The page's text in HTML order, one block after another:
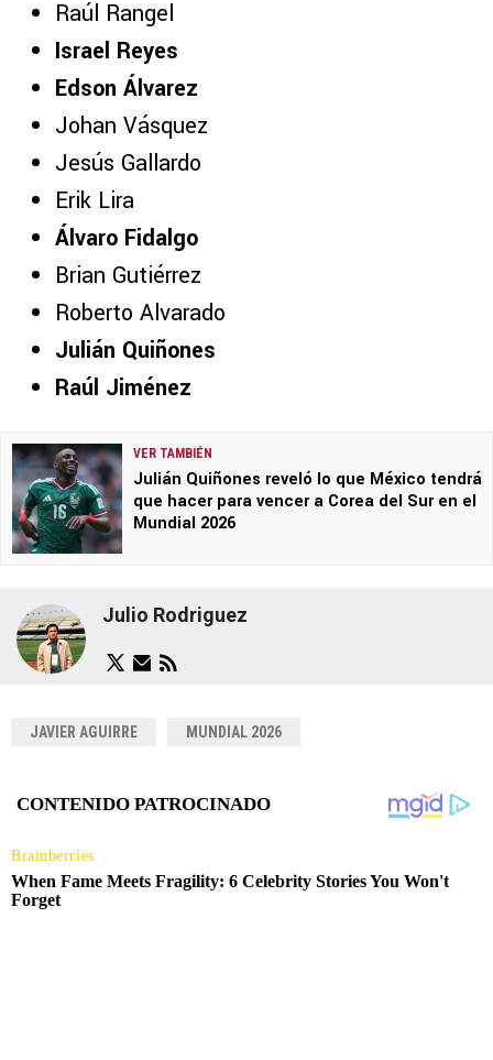
Raúl Rangel
Israel Reyes
Edson Álvarez
Johan Vásquez
Jesús Gallardo
Erik Lira
Álvaro Fidalgo
Brian Gutiérrez
Roberto Alvarado
Julián Quiñones
Raúl Jiménez
VER TAMBIÉN
Julián Quiñones reveló lo que México tendrá
que hacer para vencer a Corea del Sur en el
Mundial 2026
Julio Rodriguez
JAVIER AGUIRRE MUNDIAL 2026